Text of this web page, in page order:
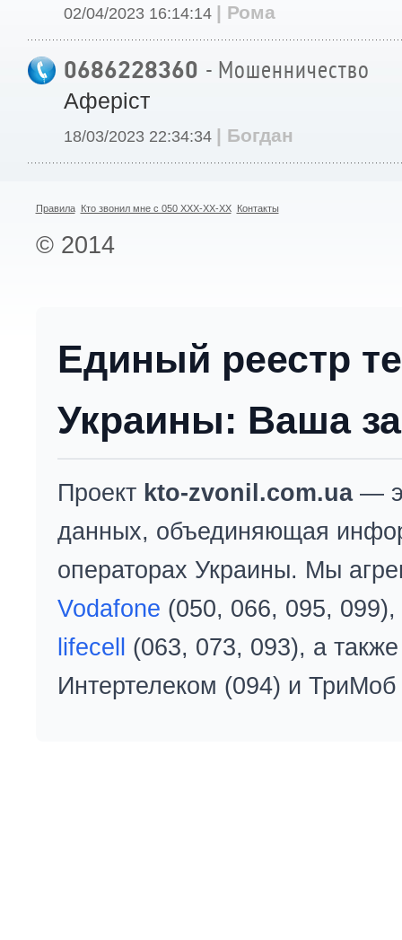
02/04/2023 16:14:14 | Рома
0686228360 - Мошенничество
Аферіст
18/03/2023 22:34:34 | Богдан
Правила Кто звонил мне с 050 XXX-XX-XX Контакты
© 2014
Единый реестр
Украины: Ваша
Проект kto-zvonil.com.ua—
данных, объединяющая
операторах Украины. Мы
Vodafone (050, 066, 095, 099),
lifecell
(063, 073, 093), а
Интертелеком (094) и ТриМоб